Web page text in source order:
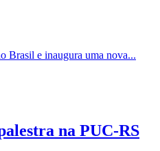
Brasil e inaugura uma nova...
na PUC-RS